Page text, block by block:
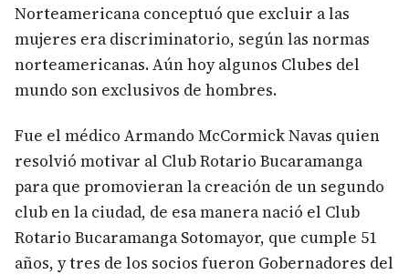
Norteamericana conceptuó que excluir a las
mujeres era discriminatorio, según las normas
norteamericanas. Aún hoy algunos Clubes del
mundo son exclusivos de hombres.
Fue el médico Armando McCormick Navas quien
resolvió motivar al Club Rotario Bucaramanga
para que promovieran la creación de un segundo
club en la ciudad, de esa manera nació el Club
Rotario Bucaramanga Sotomayor, que cumple 51
años, y tres de los socios fueron Gobernadores del